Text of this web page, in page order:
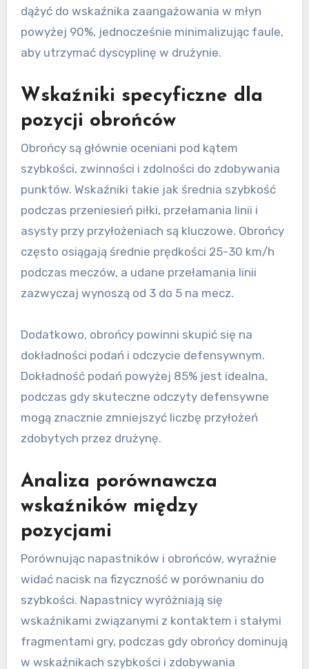
dążyć do wskaźnika zaangażowania w młyn
powyżej 90%, jednocześnie minimalizując faule,
aby utrzymać dyscyplinę w drużynie.
Wskaźniki specyficzne dla
pozycji obrońców
Obrońcy są głównie oceniani pod kątem
szybkości, zwinności i zdolności do zdobywania
punktów. Wskaźniki takie jak średnia szybkość
podczas przeniesień piłki, przełamania linii i
asysty przy przyłożeniach są kluczowe. Obrońcy
często osiągają średnie prędkości 25-30 km/h
podczas meczów, a udane przełamania linii
zazwyczaj wynoszą od 3 do 5 na mecz.
Dodatkowo, obrońcy powinni skupić się na
dokładności podań i odczycie defensywnym.
Dokładność podań powyżej 85% jest idealna,
podczas gdy skuteczne odczyty defensywne
mogą znacznie zmniejszyć liczbę przyłożeń
zdobytych przez drużynę.
Analiza porównawcza
wskaźników między
pozycjami
Porównując napastników i obrońców, wyraźnie
widać nacisk na fizyczność w porównaniu do
szybkości. Napastnicy wyróżniają się
wskaźnikami związanymi z kontaktem i stałymi
fragmentami gry, podczas gdy obrońcy dominują
w wskaźnikach szybkości i zdobywania